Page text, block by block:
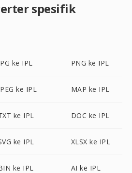
spesifik
ke IPL PNG ke IPL
ke IPL MAP ke IPL
ke IPL DOC ke IPL
ke IPL XLSX ke IPL
ke IPL AI ke IPL